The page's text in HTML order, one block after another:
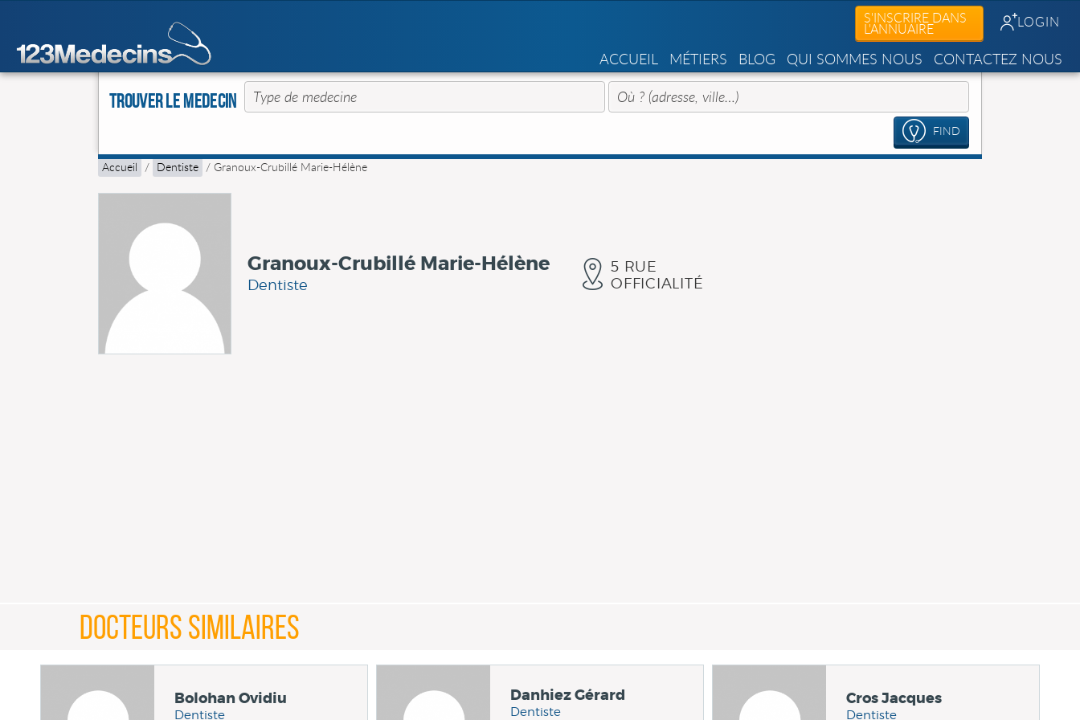
S'INSCRIRE DANS
L'ANNUAIRE LOGIN
ACCUEIL MÉTIERS BLOG QUI SOMMES NOUS CONTACTEZ NOUS
Trouver le Medecin
FIND
Accueil / Dentiste / Granoux-Crubillé Marie-Hélène
Granoux-Crubillé Marie-Hélène
Dentiste
5 RUE
OFFICIALITÉ
DOCTEURS SIMILAIRES
Bolohan Ovidiu
Dentiste
Danhiez Gérard
Dentiste
Cros Jacques
Dentiste